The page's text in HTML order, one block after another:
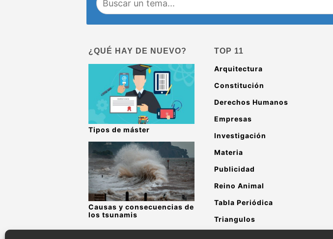
¿QUÉ HAY DE NUEVO?
Tipos de máster
Causas y consecuencias de
los tsunamis
TOP 11
Arquitectura
Constitución
Derechos Humanos
Empresas
Investigación
Materia
Publicidad
Reino Animal
Tabla Periódica
Triangulos